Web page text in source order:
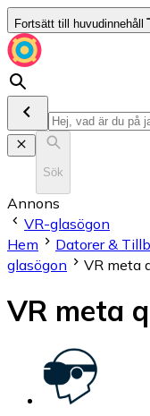
Fortsätt till huvudinnehåll
Sök
Annons
VR-glasögon
Hem
Datorer &
glasögon
VR meta
VR meta